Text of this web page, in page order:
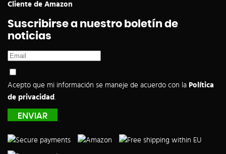
Cliente de Amazon
Suscribirse a nuestro boletín de
noticias
Acepto que mi información se maneje de acuerdo con la Política
de privacidad.